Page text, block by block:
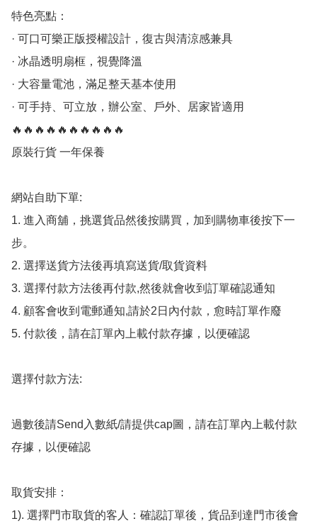
特色亮點：
· 可口可樂正版授權設計，復古與清涼感兼具
· 冰晶透明扇框，視覺降溫
· 大容量電池，滿足整天基本使用
· 可手持、可立放，辦公室、戶外、居家皆適用
🔥🔥🔥🔥🔥🔥🔥🔥🔥🔥
原裝行貨 一年保養
網站自助下單:
1. 進入商舖，挑選貨品然後按購買，加到購物車後按下一
步。
2. 選擇送貨方法後再填寫送貨/取貨資料
3. 選擇付款方法後再付款,然後就會收到訂單確認通知
4. 顧客會收到電郵通知,請於2日內付款，愈時訂單作廢
5. 付款後，請在訂單內上載付款存據，以便確認
選擇付款方法:
過數後請Send入數紙/請提供cap圖，請在訂單內上載付款
存據，以便確認
取貨安排：
1). 選擇門市取貨的客人：確認訂單後，貨品到達門市後會